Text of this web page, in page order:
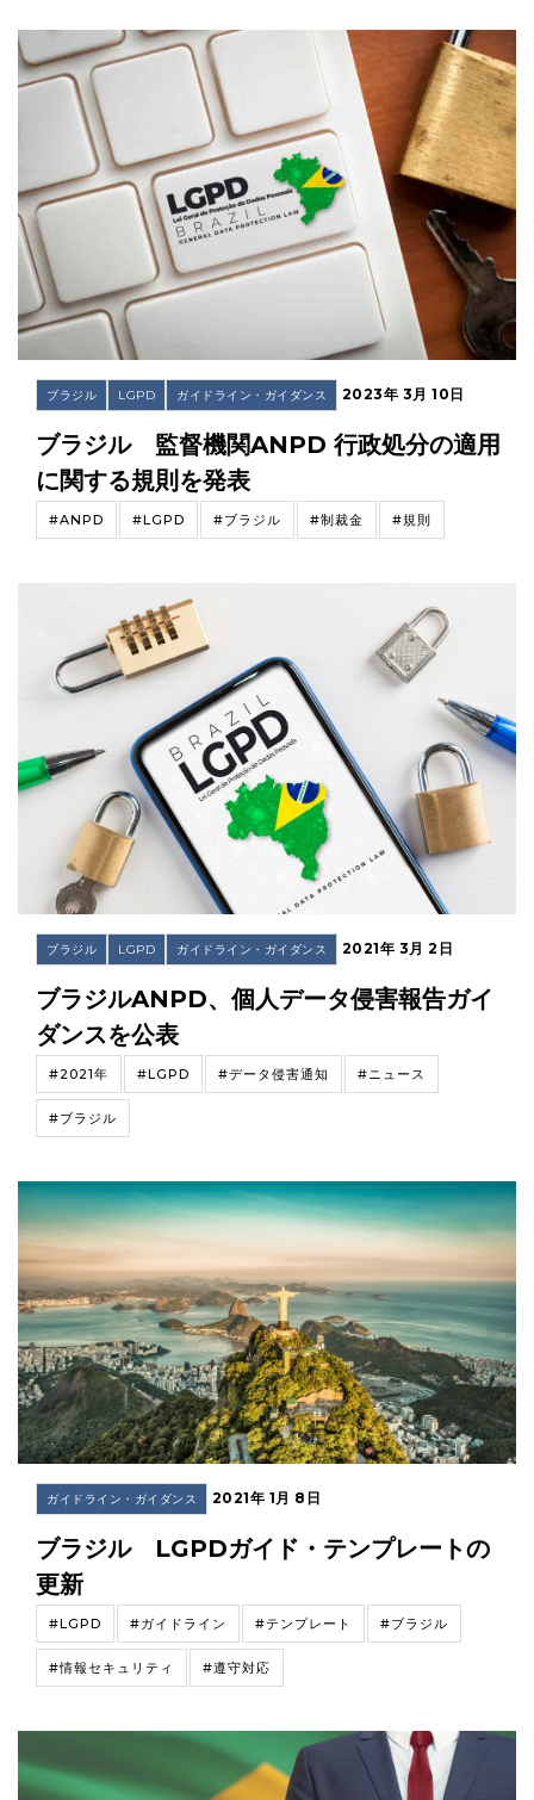
ブラジル LGPD ガイドライン・ガイダンス 2023年 3月 10日
ブラジル 監督機関ANPD 行政処分の適用
に関する規則を発表
#ANPD #LGPD #ブラジル #制裁金 #規則
ブラジル LGPD ガイドライン・ガイダンス 2021年 3月 2日
ブラジルANPD、個人データ侵害報告ガイ
ダンスを公表
#2021年 #LGPD #データ侵害通知 #ニュース
#ブラジル
ガイドライン・ガイダンス 2021年 1月 8日
ブラジル LGPDガイド・テンプレートの
更新
#LGPD #ガイドライン #テンプレート #ブラジル
#情報セキュリティ #遵守対応